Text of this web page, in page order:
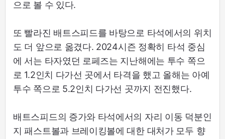
으로 볼 수 있다.
또 빨라진 배트스피드를 바탕으로 타석에서의 위치
도 더 앞으로 옮겼다. 2024시즌 정확히 타석 중심
에 서는 타자였던 로페즈는 지난해에는 투수 쪽으
로 1.2인치 다가선 곳에서 타격을 했고 올해는 아예
투수 쪽으로 5.2인치 다가선 곳까지 전진했다.
배트스피드의 증가와 타석에서의 자리 이동 덕분인
지 패스트볼과 브레이킹볼에 대한 대처가 모두 향